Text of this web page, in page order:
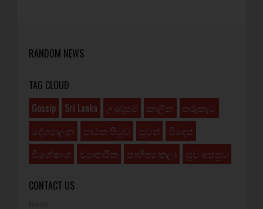
RANDOM NEWS
TAG CLOUD
Gossip
Sri Lanka උණුසුම් කාලීන
තරුකැට
දේශපාලන
පාඨක පිටුව පුවත්
විදෙස්
විශේෂාංග
ව්‍යාපාරික සාහිත්‍ය කලා සුව අසපුව
CONTACT US